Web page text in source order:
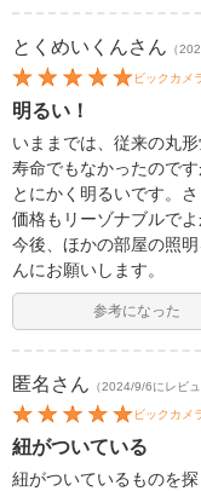
とくめいくんさん （
ビックカメ
明るい！
いままでは、従来の丸
寿命でもなかったので
とにかく明るいです。
価格もリーゾナブルでよ
今後、ほかの部屋の照
んにお願いします。
参考になった
匿名 さん （2024/9/6にレビュ
ビックカメ
紐がついている
紐がついているものを